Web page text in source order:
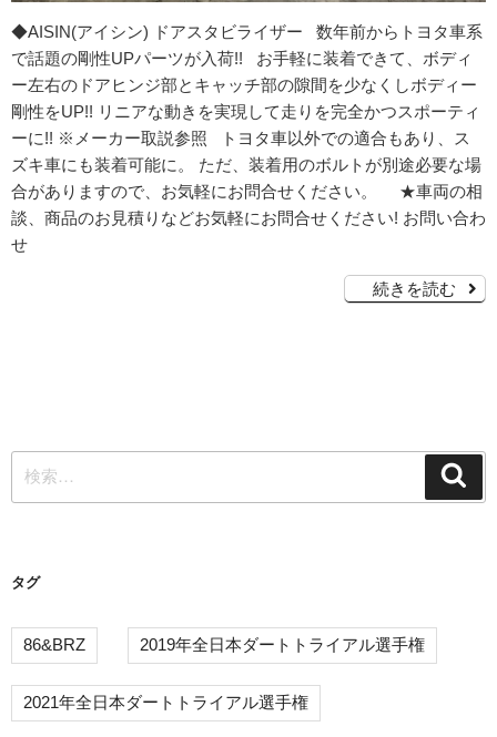
◆AISIN(アイシン) ドアスタビライザー 数年前からトヨタ車系
で話題の剛性UPパーツが入荷!! お手軽に装着できて、ボディ
ー左右のドアヒンジ部とキャッチ部の隙間を少なくしボディー
剛性をUP!! リニアな動きを実現して走りを完全かつスポーティ
ーに!! ※メーカー取説参照 トヨタ車以外での適合もあり、ス
ズキ車にも装着可能に。 ただ、装着用のボルトが別途必要な場
合がありますので、お気軽にお問合せください。 ★車両の相
談、商品のお見積りなどお気軽にお問合せください! お問い合わ
せ
続きを読む
索:
タグ
86&BRZ 2019年全日本ダートトライアル選手権
2021年全日本ダートトライアル選手権